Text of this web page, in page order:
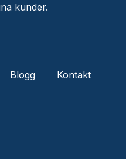
kunder.
Blogg
Kontakt